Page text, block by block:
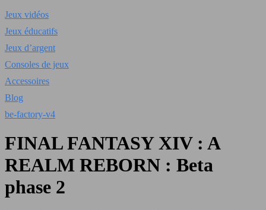
Jeux vidéos
Jeux éducatifs
Jeux d’argent
Consoles de jeux
Accessoires
Blog
be-factory-v4
FINAL FANTASY XIV : A
REALM REBORN : Beta
phase 2